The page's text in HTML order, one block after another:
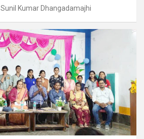
Sunil Kumar Dhangadamajhi